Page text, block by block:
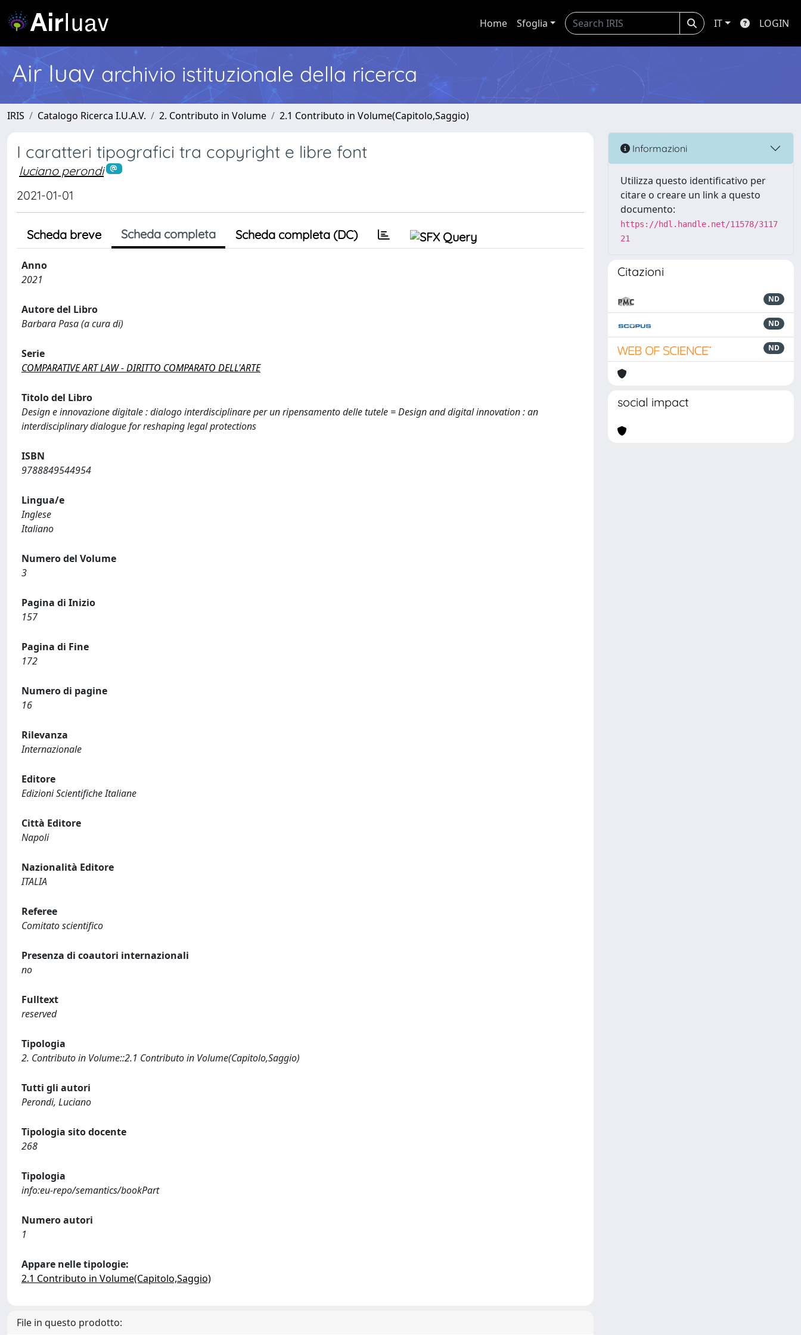
Home Sfoglia IT LOGIN
Air Iuav archivio istituzionale della ricerca
IRIS Catalogo Ricerca I.U.A.V. 2. Contributo in Volume 2.1 Contributo in Volume(Capitolo,Saggio)
I caratteri tipografici tra copyright e libre font
luciano perondi
2021-01-01
Scheda breve Scheda completa Scheda completa (DC)
Anno
2021
Autore del Libro
Barbara Pasa (a cura di)
Serie
COMPARATIVE ART LAW - DIRITTO COMPARATO DELL'ARTE
Titolo del Libro
Design e innovazione digitale : dialogo interdisciplinare per un ripensamento delle tutele = Design and digital innovation : an
interdisciplinary dialogue for reshaping legal protections
ISBN
9788849544954
Lingua/e
Inglese
Italiano
Numero del Volume
3
Pagina di Inizio
157
Pagina di Fine
172
Numero di pagine
16
Rilevanza
Internazionale
Editore
Edizioni Scientifiche Italiane
Città Editore
Napoli
Nazionalità Editore
ITALIA
Referee
Comitato scientifico
Presenza di coautori internazionali
no
Fulltext
reserved
Tipologia
2. Contributo in Volume::2.1 Contributo in Volume(Capitolo,Saggio)
Tutti gli autori
Perondi, Luciano
Tipologia sito docente
268
Tipologia
info:eu-repo/semantics/bookPart
Numero autori
1
Appare nelle tipologie:
2.1 Contributo in Volume(Capitolo,Saggio)
File in questo prodotto:
Informazioni
Utilizza questo identificativo per
citare o creare un link a questo
documento:
https://hdl.handle.net/11578/3117
21
Citazioni
ND
ND
ND
social impact